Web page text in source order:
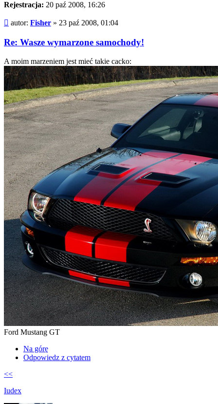
Rejestracja: 20 paź 2008, 16:26
Post
autor: Fisher » 23 paź 2008, 01:04
Re: Wasze wymarzone samochody!
A moim marzeniem jest mieć takie cacko:
Ford Mustang GT
Na górę
Odpowiedz z cytatem
<<
Iudex